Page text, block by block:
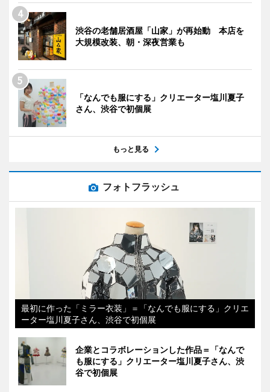
渋谷の老舗居酒屋「山家」が再始動 本店を
大規模改装、朝・深夜営業も
「なんでも服にする」クリエーター塩川夏子
さん、渋谷で初個展
もっと見る
フォトフラッシュ
最初に作った「ミラー衣装」＝「なんでも服にする」クリエ
ーター塩川夏子さん、渋谷で初個展
企業とコラボレーションした作品＝「なんで
も服にする」クリエーター塩川夏子さん、渋
谷で初個展